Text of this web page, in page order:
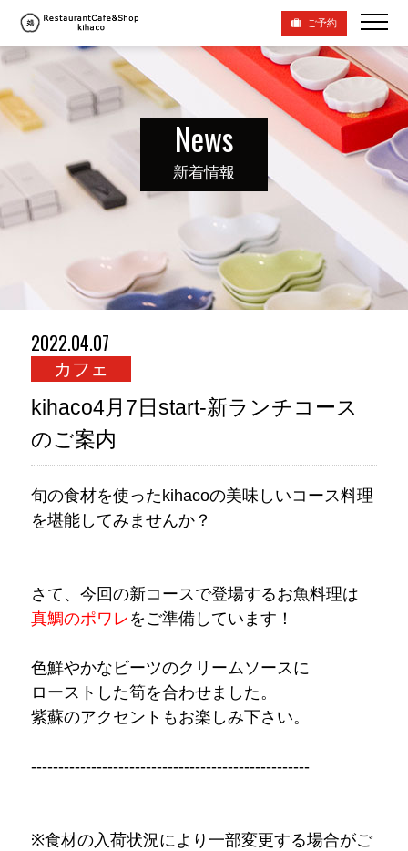
ご予約
News
新着情報
2022.04.07
カフェ
kihaco4月7日start-新ランチコース
のご案内
旬の食材を使ったkihacoの美味しいコース料理
を堪能してみませんか？
さて、今回の新コースで登場するお魚料理は
真鯛のポワレ をご準備しています！
色鮮やかなビーツのクリームソースに
ローストした筍を合わせました。
紫蘇のアクセントもお楽しみ下さい。
---------------------------------------------------
※食材の入荷状況により一部変更する場合がご